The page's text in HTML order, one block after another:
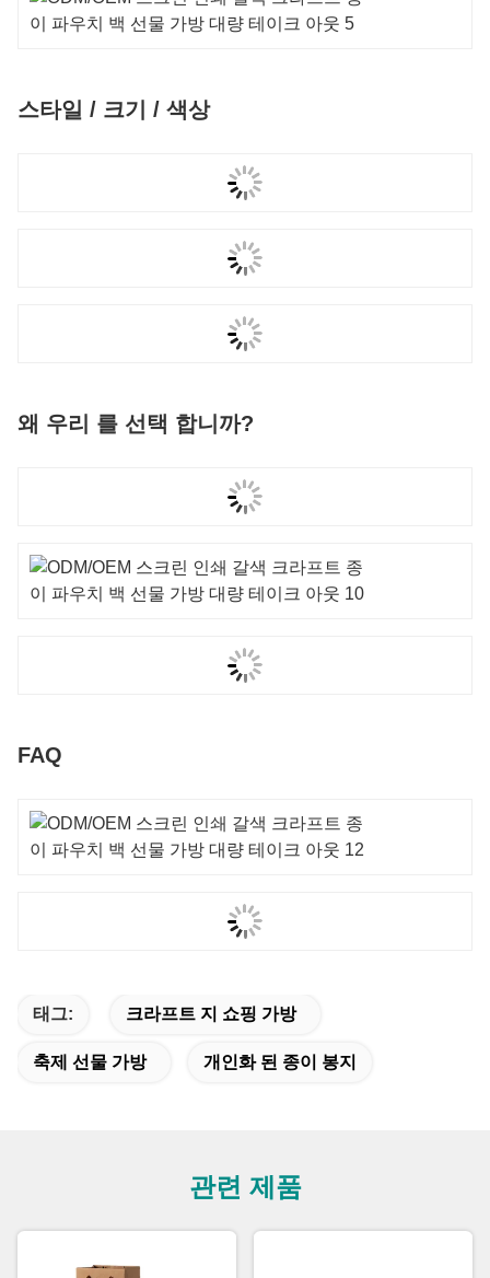
스타일 / 크기 / 색상
왜 우리 를 선택 합니까?
FAQ
태그: 크라프트 지 쇼핑 가방
축제 선물 가방 개인화 된 종이 봉지
관련 제품